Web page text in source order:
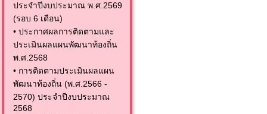
ประจำปีงบประมาณ พ.ศ.2569
(รอบ 6 เดือน)
• ประกาศผลการติดตามและ
ประเมินผลแผนพัฒนาท้องถิ่น
พ.ศ.2568
• การติดตามประเมินผลแผน
พัฒนาท้องถิ่น (พ.ศ.2566 -
2570) ประจำปีงบประมาณ
2568